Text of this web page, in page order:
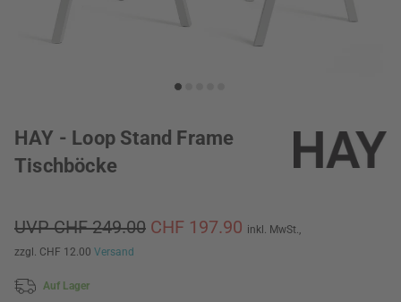
HAY - Loop Stand Frame
Tischböcke
UVP CHF 249.00 CHF 197.90 inkl. MwSt.,
zzgl. CHF 12.00 Versand
Auf Lager